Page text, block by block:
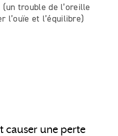
trouble de l’oreille
l’ouïe et l’équilibre)
causer une perte